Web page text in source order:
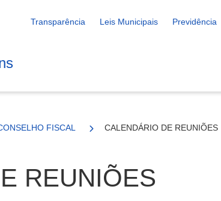
Transparência Leis Municipais Previdência
FISCAL CALENDÁRIO DE REUNIÕES
REUNIÕES